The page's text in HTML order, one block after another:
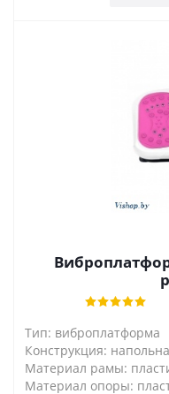
Тип: виброплатформа
Конструкция:
Материал рамы:
Материал опоры: